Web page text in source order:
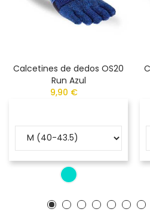
Calcetines de dedos OS20
Run Azul
9,90 €